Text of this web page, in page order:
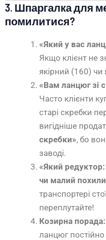
3. Шпаргалка для
помилитися?
«Який у вас
Якщо клієнт не
якірний (160) чи
«Вам ланцюг зі
Часто клієнти
старі скребки
вигідніше
скребки», бо
заводі.
«Який
чи малий
транспортері
переплутайте!
Козирна порада:
ланцюг